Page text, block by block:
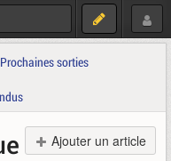
Prochaines sorties
Ajouter un article